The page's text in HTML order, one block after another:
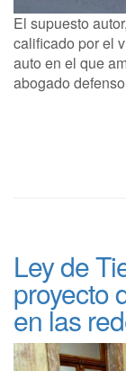
El supuesto
calificado por el
auto en el que
abogado
Ley de
proyecto
en las